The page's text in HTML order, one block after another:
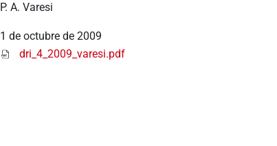
P. A. Varesi
1 de octubre de 2009
dri_4_2009_varesi.pdf